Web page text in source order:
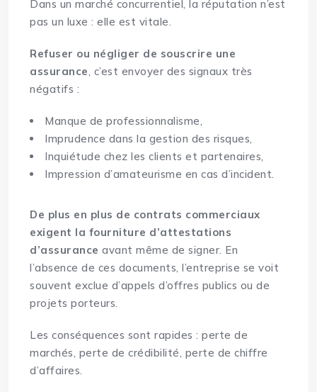
Dans un marché concurrentiel, la réputation n’est
pas un luxe : elle est vitale.
Refuser ou négliger de souscrire une
assurance, c’est envoyer des signaux très
négatifs :
Manque de professionnalisme,
Imprudence dans la gestion des risques,
Inquiétude chez les clients et partenaires,
Impression d’amateurisme en cas d’incident.
De plus en plus de contrats commerciaux
exigent la fourniture d’attestations
d’assurance avant même de signer. En
l’absence de ces documents, l’entreprise se voit
souvent exclue d’appels d’offres publics ou de
projets porteurs.
Les conséquences sont rapides : perte de
marchés, perte de crédibilité, perte de chiffre
d’affaires.